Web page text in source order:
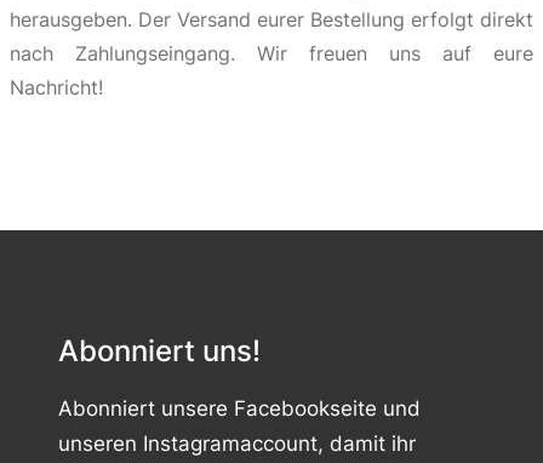
herausgeben. Der Versand eurer Bestellung erfolgt direkt
nach Zahlungseingang. Wir freuen uns auf eure
Nachricht!
Abonniert uns!
Abonniert unsere Facebookseite und
unseren Instagramaccount, damit ihr